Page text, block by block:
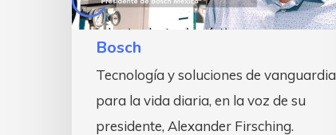
Bosch
Tecnología y soluciones de vanguardia
para la vida diaria, en la voz de su
presidente, Alexander Firsching.